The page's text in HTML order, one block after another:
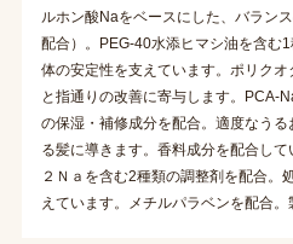
ルホン酸Naをベースにした、バラン
配合）。PEG-40水添ヒマシ油を含む
体の安定性を支えています。ポリク
と指通りの改善に寄与します。PCA-
の保湿・補修成分を配合。適度なう
る髪に導きます。香料成分を配合し
２Ｎａを含む2種類の調整剤を配合。
えています。メチルパラベンを配合。